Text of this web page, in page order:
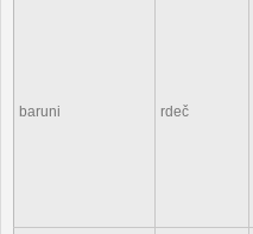
baruni rdeč